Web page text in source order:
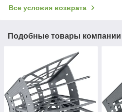
Все условия возврата
Подобные товары компании